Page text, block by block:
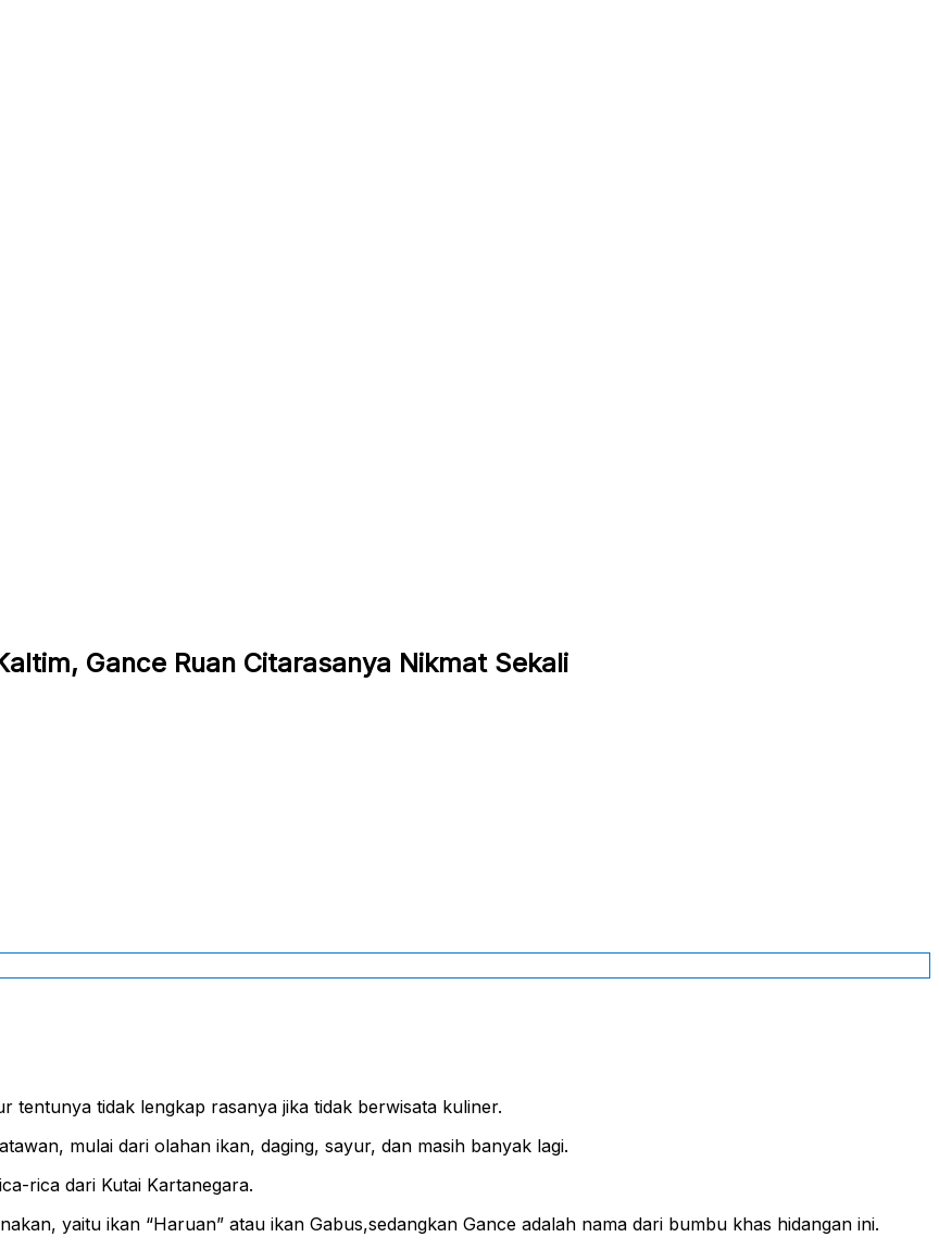
Gance Ruan Citarasanya Nikmat Sekali
tentunya tidak lengkap rasanya jika tidak berwisata kuliner.
mulai dari olahan ikan, daging, sayur, dan masih banyak lagi.
rica dari Kutai Kartanegara.
yaitu ikan “Haruan” atau ikan Gabus,sedangkan Gance adalah nama dari bumbu khas hidangan ini.